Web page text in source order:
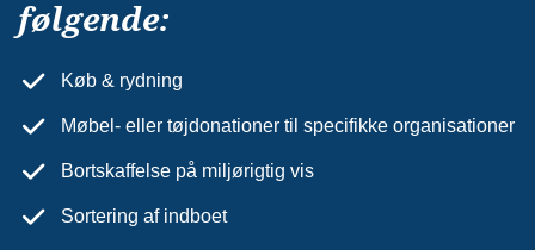
følgende:
Køb & rydning
Møbel- eller tøjdonationer til specifikke organisationer
Bortskaffelse på miljørigtig vis
Sortering af indboet